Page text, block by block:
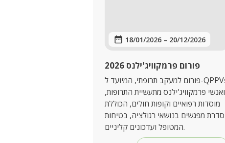
18/01/2026– 20/12/2026
פורום פרמקוויג'ילנס 2026
פורום למעקב תרופתי, המיועד ל-QPPVs
ואנשי פרמקוויג'ילנס מתעשיית התרופות,
מוסדות רפואיים וקופות חולים, הכוללת
סדרת מפגשים בנושאי רגולציה, בטיחות
המטופל ועדכונים קליניים.